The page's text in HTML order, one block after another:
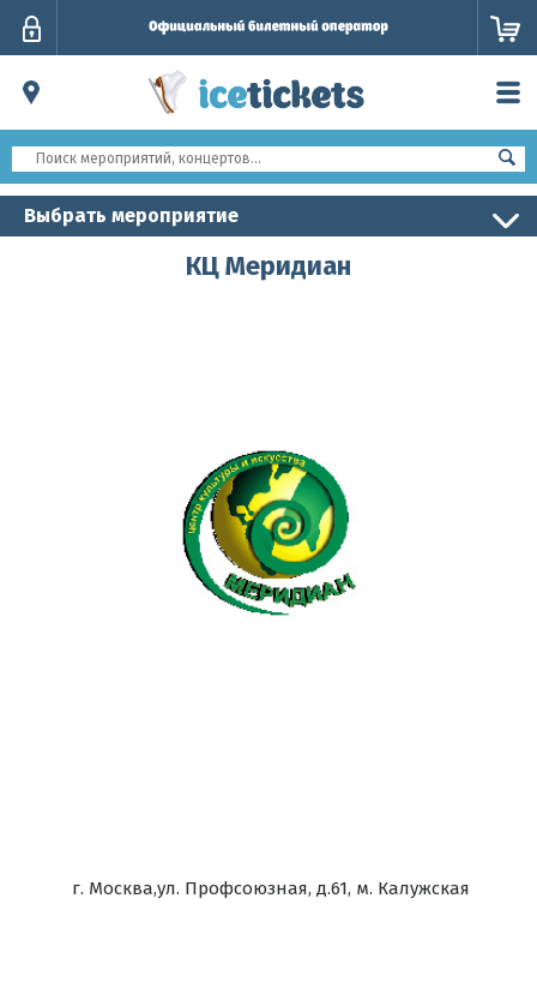
Выбрать мероприятие
КЦ Меридиан
г. Москва,ул. Профсоюзная, д.61, м. Калужская